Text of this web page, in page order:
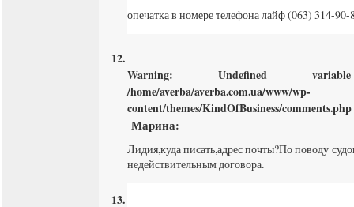
опечатка в номере телефона лайф (063) 314-90-
Warning: Undefined
/home/averba/averba.com.ua/www/wp-
content/themes/KindOfBusiness/comments.php
Марина:
Лидия,куда писать,адрес почты?По поводу
недействительным договора.